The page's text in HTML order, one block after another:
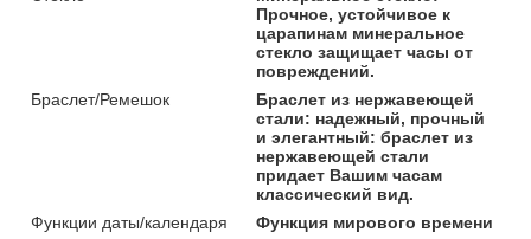
Прочное, устойчивое к
царапинам минеральное
стекло защищает часы от
повреждений.
Браслет/Ремешок
Браслет из нержавеющей
стали: надежный, прочный
и элегантный: браслет из
нержавеющей стали
придает Вашим часам
классический вид.
Функции даты/календаря
Функция мирового времени